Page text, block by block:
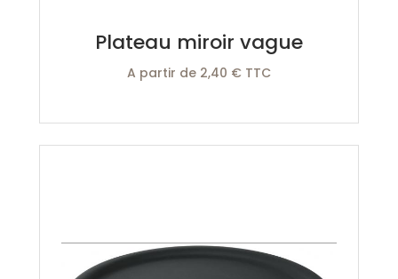
Plateau miroir vague
A partir de 2,40 € TTC